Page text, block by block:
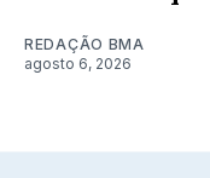
REDAÇÃO BMA
agosto 6, 2026